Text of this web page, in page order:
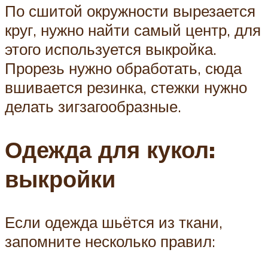
По сшитой окружности вырезается
круг, нужно найти самый центр, для
этого используется выкройка.
Прорезь нужно обработать, сюда
вшивается резинка, стежки нужно
делать зигзагообразные.
Одежда для кукол:
выкройки
Если одежда шьётся из ткани,
запомните несколько правил: